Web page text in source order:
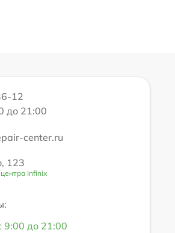
12
до 21:00
center.ru
123
Infinix
9:00 до 21:00